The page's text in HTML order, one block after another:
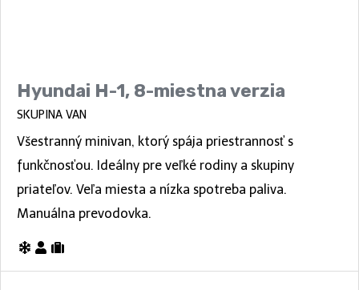
Hyundai H-1, 8-miestna verzia
SKUPINA VAN
Všestranný minivan, ktorý spája priestrannosť s
funkčnosťou. Ideálny pre veľké rodiny a skupiny
priateľov. Veľa miesta a nízka spotreba paliva.
Manuálna prevodovka.